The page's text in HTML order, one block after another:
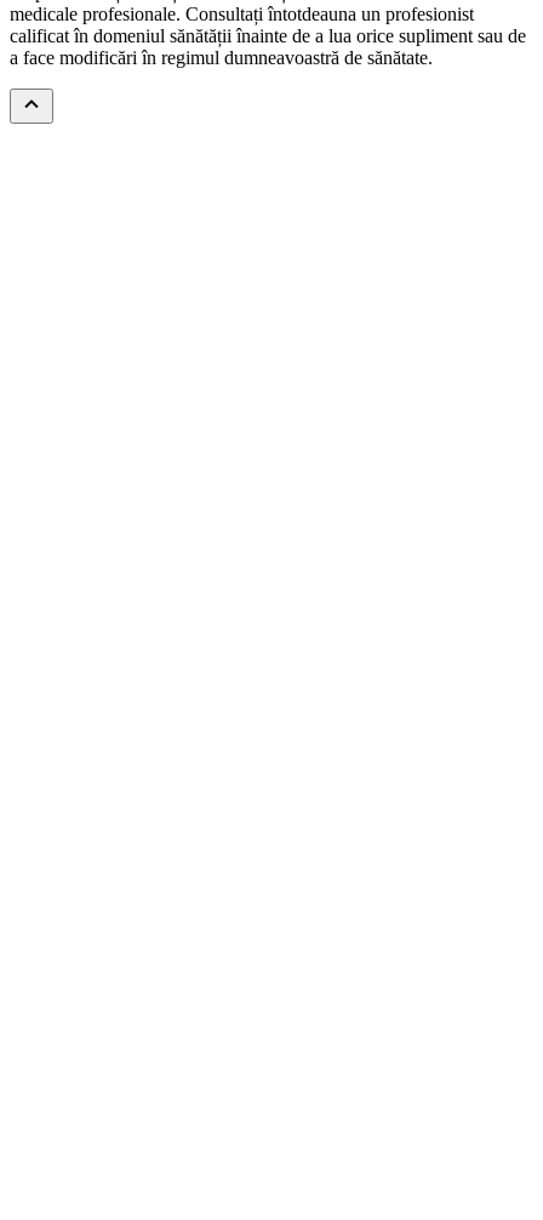
medicale profesionale. Consultați întotdeauna un profesionist
calificat în domeniul sănătății înainte de a lua orice supliment sau de
a face modificări în regimul dumneavoastră de sănătate.